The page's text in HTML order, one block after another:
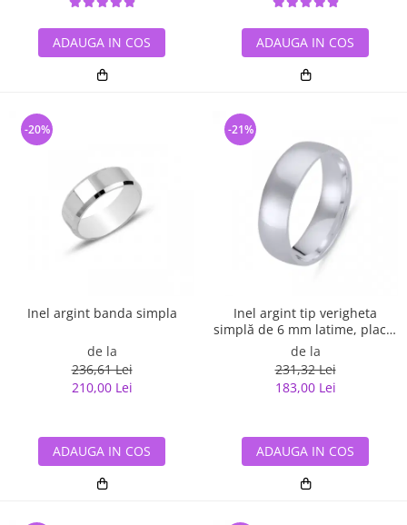
ADAUGA IN COS ADAUGA IN COS
Inel argint banda simpla
de la
236,61 Lei
210,00 Lei
-20%
ADAUGA IN COS
Inel argint tip verigheta
simplă de 6 mm latime, placat
cu rodiu
de la
231,32 Lei
183,00 Lei
-21%
ADAUGA IN COS